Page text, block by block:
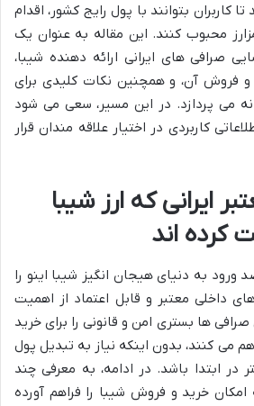
کاربران بتوانند با پول رایج کشور، اقدام
محبوب کنند. این مقاله به عنوان یک
صرافی های ایرانی ارائه دهنده شیبا،
و فروش آن، و همچنین نکات کلیدی برای
می پردازد. در این مسیر، سعی می شود
کاربردی در اختیار علاقه مندان قرار
ایرانی که ارز شیبا
ورود به دنیای هیجان انگیز شیبا اینو را
داخلی معتبر و قابل اعتماد از اهمیت
صرافی ها بستری امن و قانونی را برای خرید
می کنند، بدون اینکه نیاز به تبدیل پول
در ابتدا باشد. در ادامه، به معرفی چند
امکان خرید و فروش شیبا را فراهم آورده